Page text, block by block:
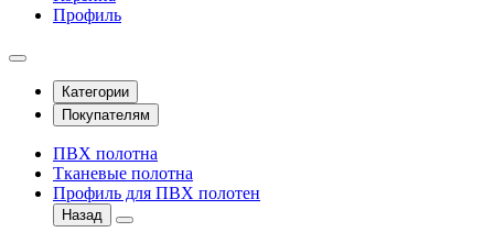
Профиль
Категории
Покупателям
ПВХ полотна
Тканевые полотна
Профиль для ПВХ полотен
Назад